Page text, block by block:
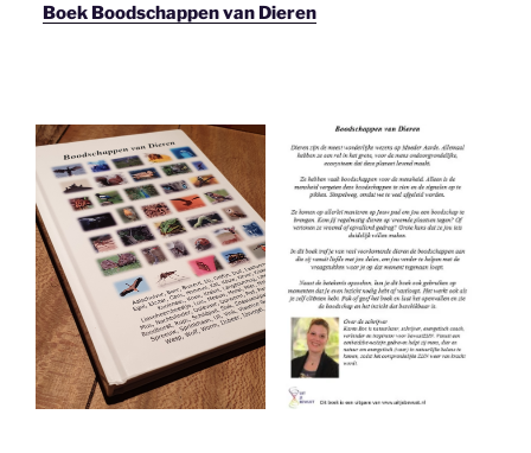
Boek Boodschappen van Dieren